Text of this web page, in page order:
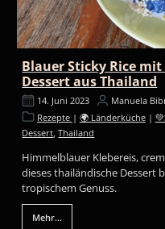
Blauer Sticky Rice
Dessert aus Thailand
14. Juni 2023
Manuela
Rezepte | 🌍 Länderküche|
Dessert ,Thailand
Himmelblauer Klebereis,
dieses thailändische Dessert
tropischem Genuss.
Mehr...